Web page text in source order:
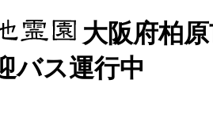
大阪府柏
バス運行中